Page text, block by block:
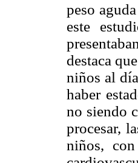
peso
este
destaca
niños al
haber
no siendo
procesar,
niños,